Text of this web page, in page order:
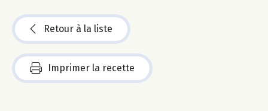
Retour à la liste
Imprimer la recette